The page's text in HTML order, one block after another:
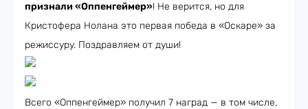
признали «Оппенгеймер»! Не верится, но для
Кристофера Нолана это первая победа в «Оскаре» за
режиссуру. Поздравляем от души!
Всего «Оппенгеймер» получил 7 наград — в том числе,